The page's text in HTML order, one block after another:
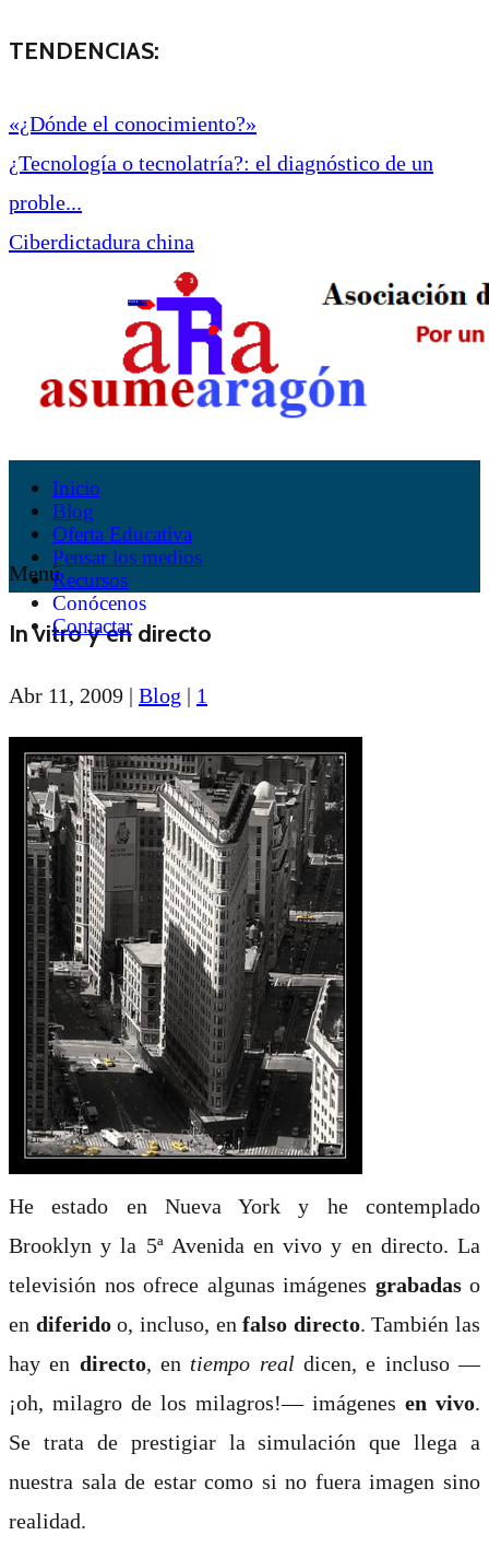
TENDENCIAS:
«¿Dónde el conocimiento?»
¿Tecnología o tecnolatría?: el diagnóstico de un
proble...
Ciberdictadura china
Inicio
Blog
Oferta Educativa
Pensar los medios
Recursos
Conócenos
Contactar
Menú
In vitro y en directo
Abr 11, 2009 | Blog | 1
He estado en Nueva York y he contemplado
Brooklyn y la 5ª Avenida en vivo y en directo. La
televisión nos ofrece algunas imágenes grabadaso
en diferidoo, incluso, enfalso directo. También las
hay en directo, en tiempo realdicen, e incluso —
¡oh, milagro de los milagros!— imágenes en vivo.
Se trata de prestigiar la simulación que llega a
nuestra sala de estar como si no fuera imagen sino
realidad.